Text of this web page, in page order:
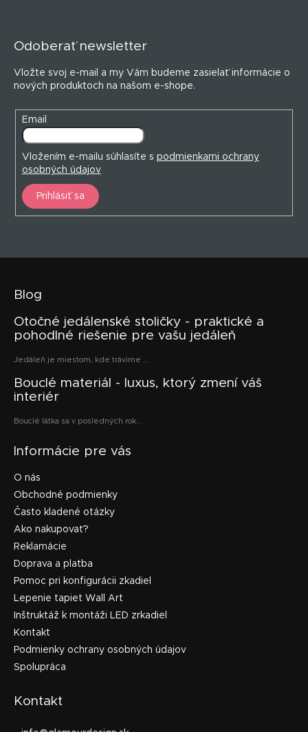
Odoberať newsletter
Vložte svoj e-mail a my Vám budeme zasielať informácie o
nových produktoch na našom e-shope.
Email
Vložením e-mailu súhlasíte s podmienkami ochrany
osobných údajov
Prihlásiť sa
Blog
Otočné jedálenské stoličky - praktické a
pohodlné riešenie pre vašu jedáleň
Jedáleň je miestom, kde trávime ...
Bouclé materiál - luxus, ktorý zmení váš
interiér
Bouclé látka sa v posledných rok...
Informácie pre vás
O nás
Obchodné podmienky
Často kladené otázky
Ako nakupovať?
Reklamácie
Doprava a platba
Pomoc pri konfigurácii zkadiel
Lepenie tapiet Wall Art
Inštruktáž k montáži LED zrkadiel
Kontakt
Podmienky ochrany osobných údajov
Spolupráca
Kontakt